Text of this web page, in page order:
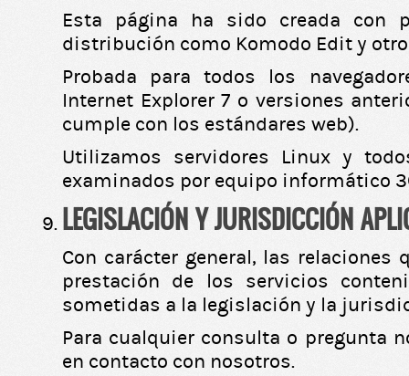
Esta página ha sido creada con
distribución como Komodo Edit y
Probada para todos los
Internet Explorer 7 o versiones
cumple con los estándares web).
Utilizamos servidores Linux y
examinados por equipo informático
LEGISLACIÓN Y JURISDICCIÓN
Con carácter general, las relaciones
prestación de los servicios
sometidas a la legislación y la
Para cualquier consulta o pregunta
en contacto con nosotros.